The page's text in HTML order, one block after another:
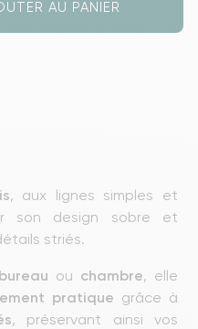
AU PANIER
, aux lignes simples et
son design sobre et
striés.
bureau ou chambre, elle
pratique grâce à
, préservant ainsi vos